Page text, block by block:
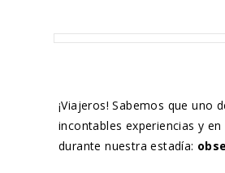
¡Viajeros! Sabemos que uno
incontables experiencias y
durante nuestra estadía: